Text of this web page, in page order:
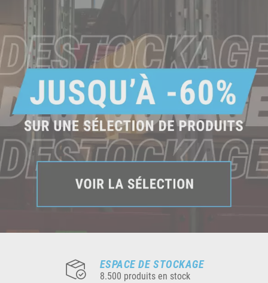
ESPACE DE STOCKAGE
8.500 produits en stock